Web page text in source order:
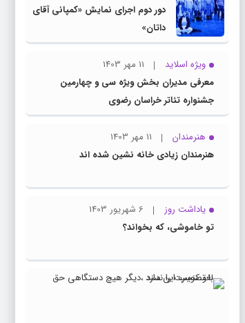
فرهنگ و
اسلامی
رضوی
شد
دور دوم اجرای نمایش «کمپانی آقای
داتان»
ویژه اسلاید
11 مهر 1403
معرفی مدیران بخش ویژه سی و چهارمین
جشنواره تئاتر خراسان رضوی
هنرمندان
11 مهر 1403
هنرمندان زیادی خانه نشین شده اند
یاداشت روز
6 شهریور 1403
تو خاموشی، که بخواند؟